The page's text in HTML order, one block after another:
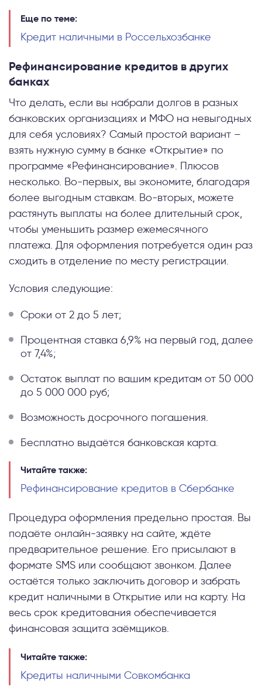
Еще по теме:
Кредит наличными в Россельхозбанке
Рефинансирование кредитов в других
банках
Что делать, если вы набрали долгов в разных
банковских организациях и МФО на невыгодных
для себя условиях? Самый простой вариант –
взять нужную сумму в банке «Открытие» по
программе «Рефинансирование». Плюсов
несколько. Во-первых, вы экономите, благодаря
более выгодным ставкам. Во-вторых, можете
растянуть выплаты на более длительный срок,
чтобы уменьшить размер ежемесячного
платежа. Для оформления потребуется один раз
сходить в отделение по месту регистрации.
Условия следующие:
Сроки от 2 до 5 лет;
Процентная ставка 6,9% на первый год, далее
от 7,4%;
Остаток выплат по вашим кредитам от 50 000
до 5 000 000 руб;
Возможность досрочного погашения.
Бесплатно выдаётся банковская карта.
Читайте также:
Рефинансирование кредитов в Сбербанке
Процедура оформления предельно простая. Вы
подаёте онлайн-заявку на сайте, ждёте
предварительное решение. Его присылают в
формате SMS или сообщают звонком. Далее
остаётся только заключить договор и забрать
кредит наличными в Открытие или на карту. На
весь срок кредитования обеспечивается
финансовая защита заёмщиков.
Читайте также:
Кредиты наличными Совкомбанка